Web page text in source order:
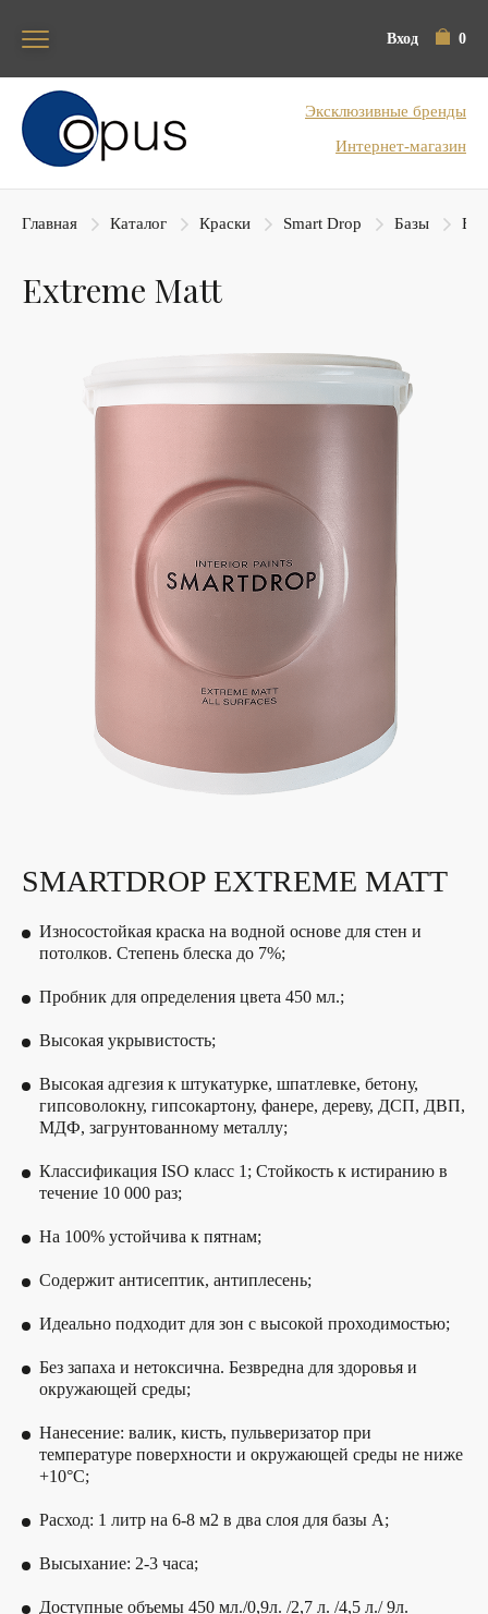
Вход 0
Блок поиска
Эксклюзивные бренды
Интернет-магазин
Главная Каталог Краски Smart Drop Базы
Extreme Matt
SMARTDROP EXTREME MATT
Износостойкая краска на водной основе для стен и
потолков. Степень блеска до 7%;
Пробник для определения цвета 450 мл.;
Высокая укрывистость;
Высокая адгезия к штукатурке, шпатлевке, бетону,
гипсоволокну, гипсокартону, фанере, дереву, ДСП, ДВП,
МДФ, загрунтованному металлу;
Классификация ISO класс 1; Стойкость к истиранию в
течение 10 000 раз;
На 100% устойчива к пятнам;
Содержит антисептик, антиплесень;
Идеально подходит для зон с высокой проходимостью;
Без запаха и нетоксична. Безвредна для здоровья и
окружающей среды;
Нанесение: валик, кисть, пульверизатор при
температуре поверхности и окружающей среды не ниже
+10°С;
Расход: 1 литр на 6-8 м2 в два слоя для базы А;
Высыхание: 2-3 часа;
Доступные объемы 450 мл./0,9л. /2,7 л. /4,5 л./ 9л.